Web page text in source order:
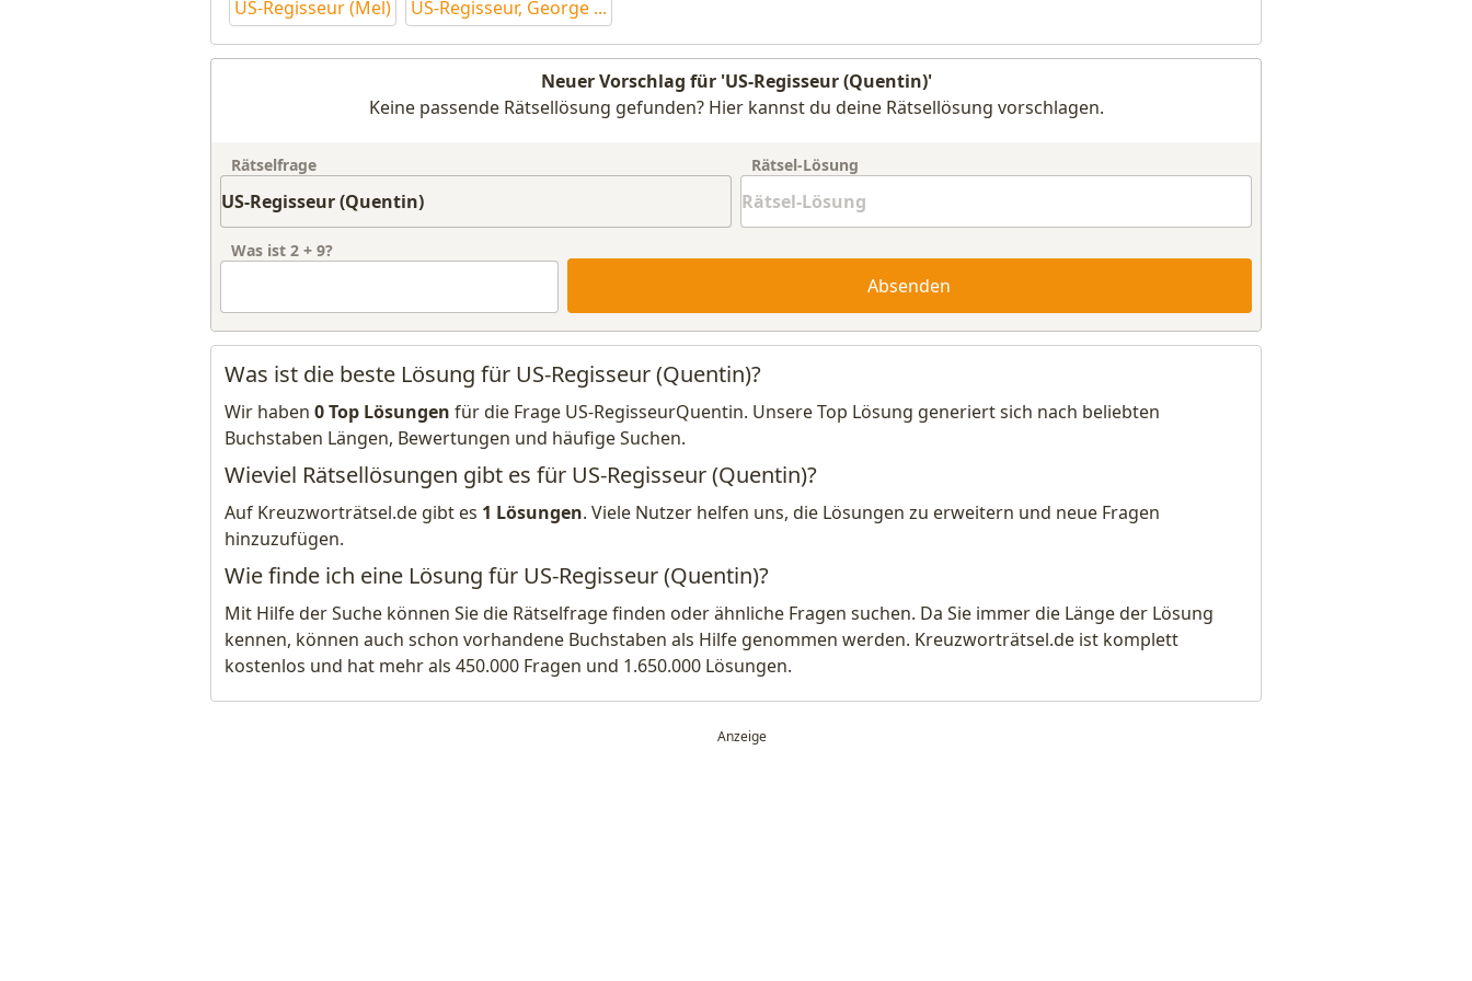
US-Regisseur (Mel)
US-Regisseur, George ...
Neuer Vorschlag für 'US-Regisseur (Quentin)'
Keine passende Rätsellösung gefunden? Hier kannst du deine Rätsellösung vorschlagen.
Rätselfrage Rätsel-Lösung
Was ist 2 + 9?
Absenden
Was ist die beste Lösung für US-Regisseur (Quentin)?
Wir haben 0 Top Lösungen für die Frage US-RegisseurQuentin. Unsere Top Lösung generiert sich nach beliebten
Buchstaben Längen, Bewertungen und häufige Suchen.
Wieviel Rätsellösungen gibt es für US-Regisseur (Quentin)?
Auf Kreuzworträtsel.de gibt es 1 Lösungen. Viele Nutzer helfen uns, die Lösungen zu erweitern und neue Fragen
hinzuzufügen.
Wie finde ich eine Lösung für US-Regisseur (Quentin)?
Mit Hilfe der Suche können Sie die Rätselfrage finden oder ähnliche Fragen suchen. Da Sie immer die Länge der Lösung
kennen, können auch schon vorhandene Buchstaben als Hilfe genommen werden. Kreuzworträtsel.de ist komplett
kostenlos und hat mehr als 450.000 Fragen und 1.650.000 Lösungen.